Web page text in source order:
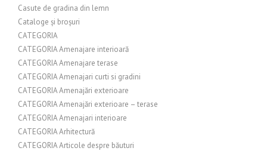
Casute de gradina din lemn
Cataloge și broșuri
CATEGORIA
CATEGORIA Amenajare interioară
CATEGORIA Amenajare terase
CATEGORIA Amenajari curti si gradini
CATEGORIA Amenajări exterioare
CATEGORIA Amenajări exterioare – terase
CATEGORIA Amenajari interioare
CATEGORIA Arhitectură
CATEGORIA Articole despre băuturi